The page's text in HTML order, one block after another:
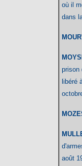
où il
dans
prison
libéré
août